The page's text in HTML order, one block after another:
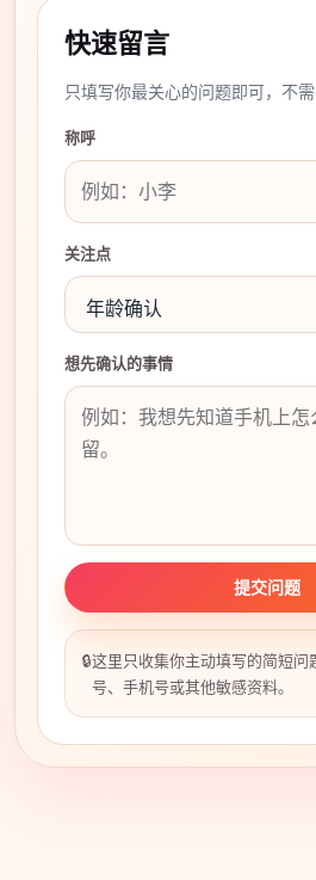
快速留言
只填写你最关心的问题即可，不需
称呼
关注点
想先确认的事情
提交问题
🔒这里只收集你主动填写的简短问
号、手机号或其他敏感资料。